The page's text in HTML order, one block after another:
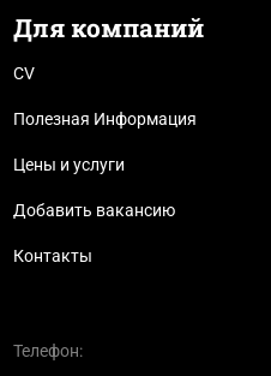
Для компаний
CV
Полезная Информация
Цены и услуги
Добавить вакансию
Контакты
Телефон: